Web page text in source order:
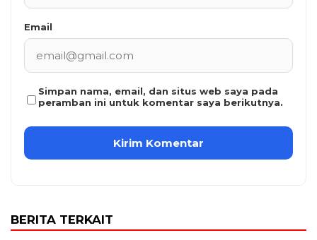
Email
Simpan nama, email, dan situs web saya pada
peramban ini untuk komentar saya berikutnya.
BERITA TERKAIT